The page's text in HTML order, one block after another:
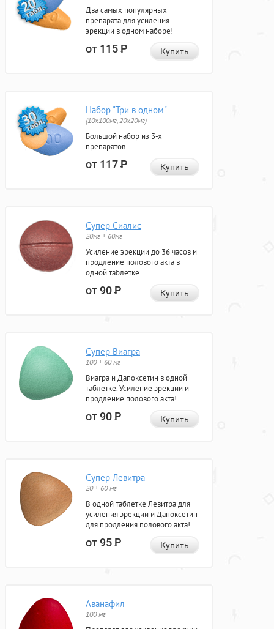
Два самых популярных
препарата для усиления
эрекции в одном наборе!
от 115Р Купить
Набор "Три в одном"
(10x100мг, 20x20мг)
Большой набор из 3-х
препаратов.
от 117Р Купить
Супер Сиалис
20мг + 60мг
Усиление эрекции до 36 часов и
продление полового акта в
одной таблетке.
от 90Р Купить
Супер Виагра
100 + 60 мг
Виагра и Дапоксетин в одной
таблетке. Усиление эрекции и
продление полового акта!
от 90Р Купить
Супер Левитра
20 + 60 мг
В одной таблетке Левитра для
усиления эрекции и Дапоксетин
для продления полового акта!
от 95Р Купить
Аванафил
100 мг